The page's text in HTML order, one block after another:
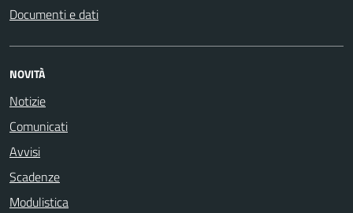
Documenti e dati
NOVITÀ
Notizie
Comunicati
Avvisi
Scadenze
Modulistica